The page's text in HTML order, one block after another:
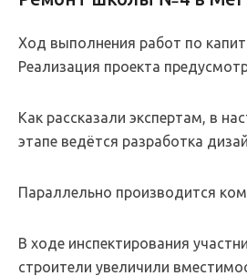
Ход выполнения работ по
Реализация проекта
Как рассказали экспертам, в
этапе ведётся разработка
Параллельно производится
В ходе инспектирования
строители увеличили